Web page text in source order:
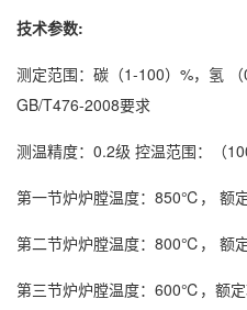
技术参数:
测定范围：碳（1-100）%，氢 （
GB/T476-2008要求
测温精度：0.2级 控温范围：（
第一节炉炉膛温度：850℃， 额
第二节炉炉膛温度：800℃， 额
第三节炉炉膛温度：600℃，额定